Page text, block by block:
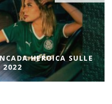
HEROICA SULLE
2022